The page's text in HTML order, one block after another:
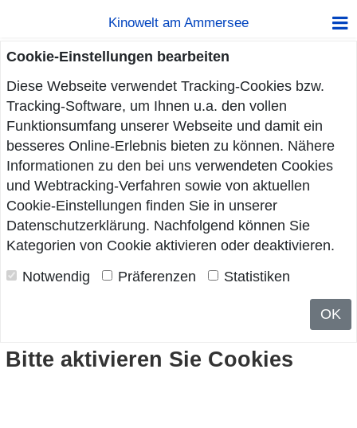
Kinowelt am Ammersee
Cookie-Einstellungen bearbeiten
Diese Webseite verwendet Tracking-Cookies bzw.
Tracking-Software, um Ihnen u.a. den vollen
Funktionsumfang unserer Webseite und damit ein
besseres Online-Erlebnis bieten zu können. Nähere
Informationen zu den bei uns verwendeten Cookies
und Webtracking-Verfahren sowie von aktuellen
Cookie-Einstellungen finden Sie in unserer
Datenschutzerklärung. Nachfolgend können Sie
Kategorien von Cookie aktivieren oder deaktivieren.
Notwendig
Präferenzen Statistiken
OK
Bitte aktivieren Sie Cookies